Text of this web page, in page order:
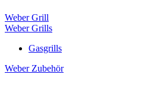
Weber Grill
Weber Grills
Gasgrills
Weber Zubehör